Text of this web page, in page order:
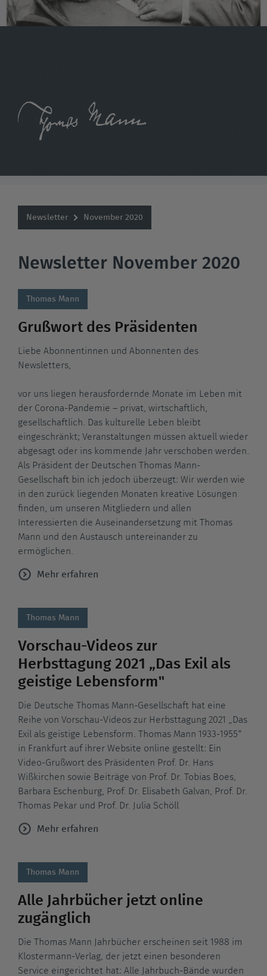
Newsletter November 2020
Newsletter November 2020
Thomas Mann
Grußwort des Präsidenten
Liebe Abonnentinnen und Abonnenten des
Newsletters,
vor uns liegen herausfordernde Monate im Leben mit
der Corona-Pandemie – privat, wirtschaftlich,
gesellschaftlich. Das kulturelle Leben bleibt
eingeschränkt; Veranstaltungen müssen aktuell wieder
abgesagt oder ins kommende Jahr verschoben werden.
Als Präsident der Deutschen Thomas Mann-
Gesellschaft bin ich jedoch überzeugt: Wir werden wie
in den zurück liegenden Monaten kreative Lösungen
finden, um unseren Mitgliedern und allen
Interessierten die Auseinandersetzung mit Thomas
Mann und den Austausch untereinander zu
ermöglichen.
Mehr erfahren
Thomas Mann
Vorschau-Videos zur
Herbsttagung 2021 „Das Exil als
geistige Lebensform"
Die Deutsche Thomas Mann-Gesellschaft hat eine
Reihe von Vorschau-Videos zur Herbsttagung 2021 „Das
Exil als geistige Lebensform. Thomas Mann 1933-1955“
in Frankfurt auf ihrer Website online gestellt: Ein
Video-Grußwort des Präsidenten Prof. Dr. Hans
Wißkirchen sowie Beiträge von Prof. Dr. Tobias Boes,
Barbara Eschenburg, Prof. Dr. Elisabeth Galvan, Prof. Dr.
Thomas Pekar und Prof. Dr. Julia Schöll
Mehr erfahren
Thomas Mann
Alle Jahrbücher jetzt online
zugänglich
Die Thomas Mann Jahrbücher erscheinen seit 1988 im
Klostermann-Verlag, der jetzt einen besonderen
Service eingerichtet hat: Alle Jahrbuch-Bände wurden